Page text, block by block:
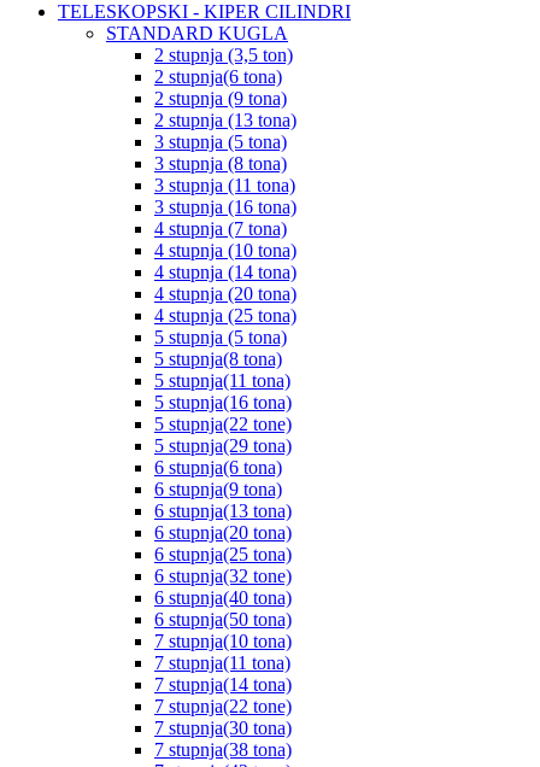
TELESKOPSKI - KIPER CILINDRI
STANDARD KUGLA
2 stupnja (3,5 ton)
2 stupnja(6 tona)
2 stupnja (9 tona)
2 stupnja (13 tona)
3 stupnja (5 tona)
3 stupnja (8 tona)
3 stupnja (11 tona)
3 stupnja (16 tona)
4 stupnja (7 tona)
4 stupnja (10 tona)
4 stupnja (14 tona)
4 stupnja (20 tona)
4 stupnja (25 tona)
5 stupnja (5 tona)
5 stupnja(8 tona)
5 stupnja(11 tona)
5 stupnja(16 tona)
5 stupnja(22 tone)
5 stupnja(29 tona)
6 stupnja(6 tona)
6 stupnja(9 tona)
6 stupnja(13 tona)
6 stupnja(20 tona)
6 stupnja(25 tona)
6 stupnja(32 tone)
6 stupnja(40 tona)
6 stupnja(50 tona)
7 stupnja(10 tona)
7 stupnja(11 tona)
7 stupnja(14 tona)
7 stupnja(22 tone)
7 stupnja(30 tona)
7 stupnja(38 tona)